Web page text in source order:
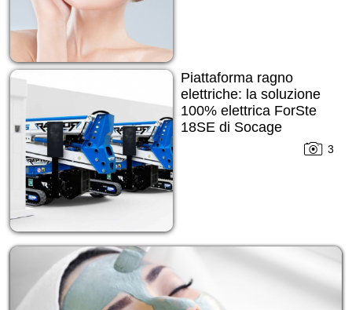
Piattaforma ragno
elettriche: la soluzione
100% elettrica ForSte
18SE di Socage
3